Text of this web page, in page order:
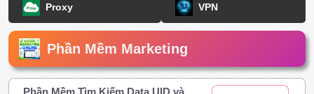
Proxy VPN
Phần Mềm Marketing